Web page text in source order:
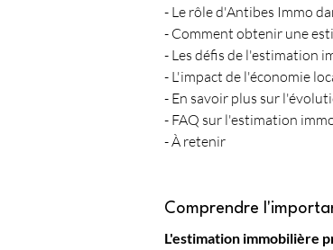
- Le rôle d'Antibes Immo
- Comment obtenir une
- Les défis de l'estimation
- L'impact de l'économie
- En savoir plus sur
- FAQ sur l'estimation
- À retenir
Comprendre
L'estimation immobilière